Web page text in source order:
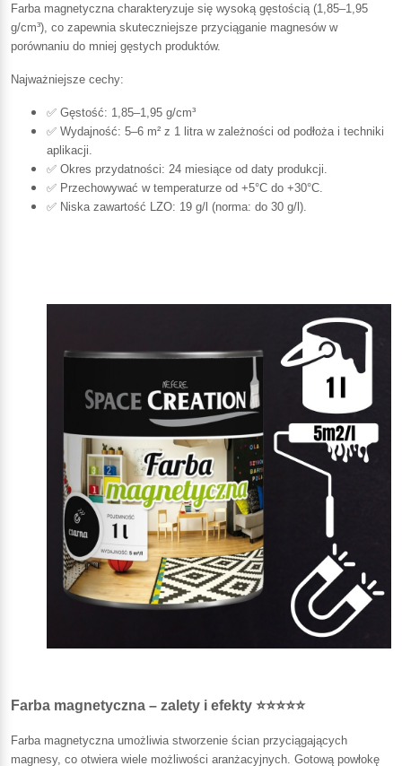
Farba magnetyczna charakteryzuje się wysoką gęstością (1,85–1,95
g/cm³), co zapewnia skuteczniejsze przyciąganie magnesów w
porównaniu do mniej gęstych produktów.
Najważniejsze cechy:
✅ Gęstość: 1,85–1,95 g/cm³
✅ Wydajność: 5–6 m² z 1 litra w zależności od podłoża i techniki
aplikacji.
✅ Okres przydatności: 24 miesiące od daty produkcji.
✅ Przechowywać w temperaturze od +5°C do +30°C.
✅ Niska zawartość LZO: 19 g/l (norma: do 30 g/l).
Farba magnetyczna – zalety i efekty ⭐⭐⭐⭐⭐
Farba magnetyczna umożliwia stworzenie ścian przyciągających
magnesy, co otwiera wiele możliwości aranżacyjnych. Gotową powłokę